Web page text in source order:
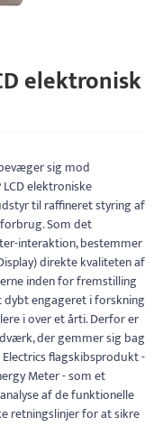
elektronisk
sig mod
elektroniske
til raffineret styring af
Som det
interaktion, bestemmer
direkte kvaliteten af
inden for fremstilling
engageret i forskning
i over et årti. Derfor er
der gemmer sig bag
flagskibsprodukt -
Meter - som et
af de funktionelle
retningslinjer for at sikre